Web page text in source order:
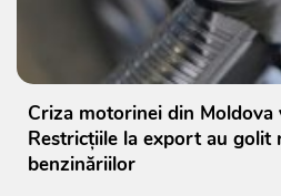
Criza motorinei din Moldova
Restricțiile la export au golit
benzinăriilor